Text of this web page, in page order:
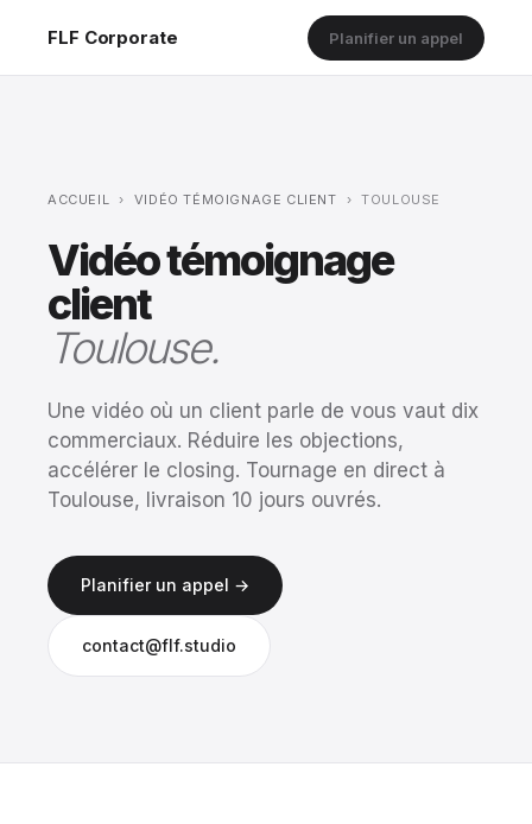
FLF Corporate Planifier un appel
ACCUEIL › VIDÉO TÉMOIGNAGE CLIENT › TOULOUSE
Vidéo témoignage
client
Toulouse.
Une vidéo où un client parle de vous vaut dix
commerciaux. Réduire les objections,
accélérer le closing. Tournage en direct à
Toulouse, livraison 10 jours ouvrés.
Planifier un appel →
contact@flf.studio